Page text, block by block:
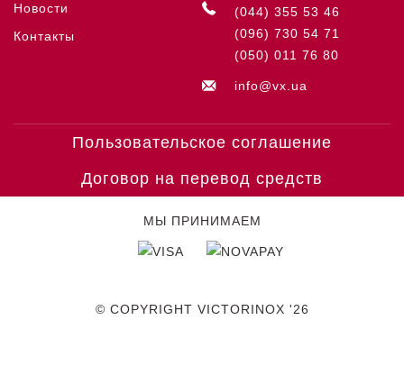
Новости
Контакты
(044) 355 53 46
(096) 730 54 71
(050) 011 76 80
info@vx.ua
Пользовательское соглашение
Договор на перевод средств
МЫ ПРИНИМАЕМ
© COPYRIGHT VICTORINOX '26